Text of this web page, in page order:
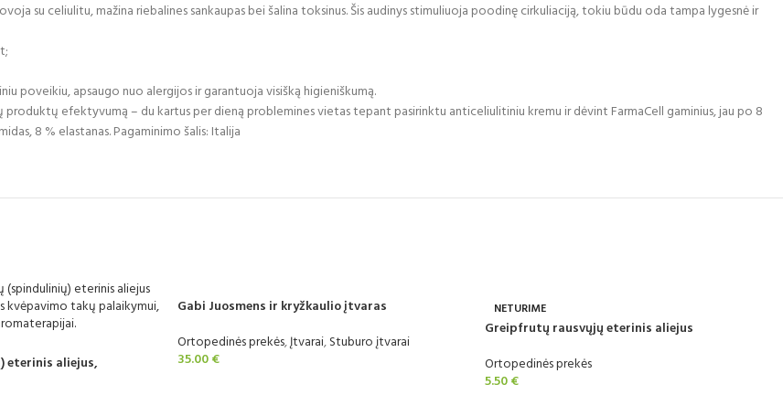
su celiulitu, mažina riebalines sankaupas bei šalina toksinus. Šis audinys stimuliuoja poodinę cirkuliaciją, tokiu būdu oda tampa lygesnė ir
poveikiu, apsaugo nuo alergijos ir garantuoja visišką higieniškumą.
efektyvumą – du kartus per dieną problemines vietas tepant pasirinktu anticeliulitiniu kremu ir dėvint FarmaCell gaminius, jau po 8
8 % elastanas. Pagaminimo šalis: Italija
eterinis aliejus,
Gabi Juosmens ir kryžkaulio įtvaras
Ortopedinės prekės,Įtvarai,Stuburo įtvarai
35.00€
NETURIME
Greipfrutų rausvųjų eterinis aliejus
Ortopedinės prekės
5.50€